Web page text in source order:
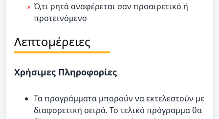
Ό,τι ρητά αναφέρεται σαν προαιρετικό ή
προτεινόμενο
Λεπτομέρειες
Χρήσιμες Πληροφορίες
Τα προγράμματα μπορούν να εκτελεστούν με
διαφορετική σειρά. Το τελικό πρόγραμμα θα